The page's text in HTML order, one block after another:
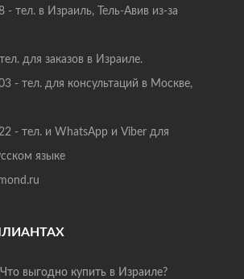
- тел. в Израиль, Тель-Авив из-за
для заказов в Израиле.
- тел. для консультаций в Москве,
- тел. и WhatsApp и Viber для
языке
Что выгодно купить в Израиле?